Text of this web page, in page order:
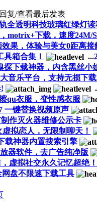
回复/查看最后发表
全透明科技玻璃红绿灯
motrix+下载，速度24M/S
果，体验与美女0距离接
具箱合集！ ...
下载神器，内含黑丝小
音乐平台，支持无损下载
qu衣服，变性感衣服
一键替换视频原声
作灭火器维修公示卡
拟恋人，无限制聊天！
载神器内置搜索引擎
器软件，去广告纯净版
虚拟社交永久记忆超绝！
盘不限速下载工具